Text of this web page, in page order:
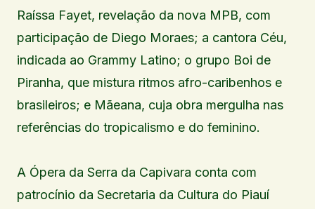
Raíssa Fayet, revelação da nova MPB, com
participação de Diego Moraes; a cantora Céu,
indicada ao Grammy Latino; o grupo Boi de
Piranha, que mistura ritmos afro-caribenhos e
brasileiros; e Mãeana, cuja obra mergulha nas
referências do tropicalismo e do feminino.
A Ópera da Serra da Capivara conta com
patrocínio da Secretaria da Cultura do Piauí